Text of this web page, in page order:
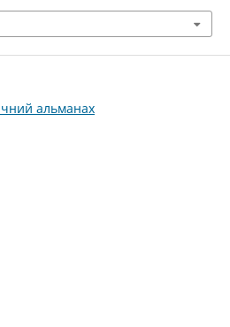
альманах